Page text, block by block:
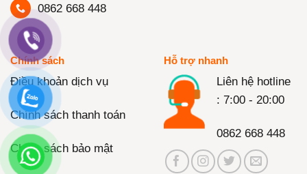
0862 668 448
Chính sách
Điều khoản dịch vụ
Chính sách thanh toán
Chính sách bảo mật
Hỗ trợ nhanh
Liên hệ hotline
: 7:00 - 20:00
0862 668 448